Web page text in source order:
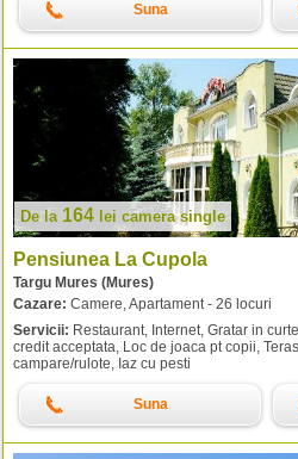
Suna
De la 164 lei camera single
Pensiunea La Cupola
Targu Mures (Mures)
Cazare: Camere, Apartament - 26 locuri
Servicii: Restaurant, Internet, Gratar in
credit acceptata, Loc de joaca pt copii,
campare/rulote, Iaz cu pesti
Suna